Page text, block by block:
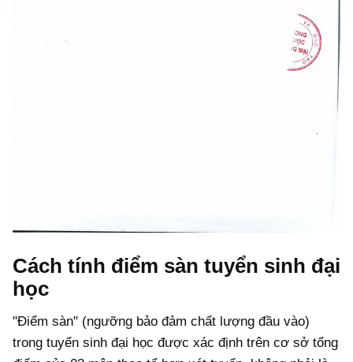
Cách tính điểm sàn tuyển sinh đại
học
"Điểm sàn" (ngưỡng bảo đảm chất lượng đầu vào)
trong tuyển sinh đại học được xác định trên cơ sở tổng